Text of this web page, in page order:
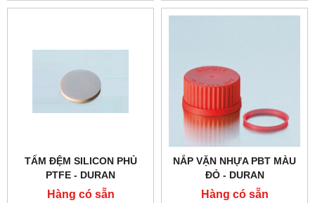
TẤM ĐỆM SILICON PHỦ
PTFE - DURAN
Hàng có sẵn
NẮP VẶN NHỰA PBT MÀU
ĐỎ - DURAN
Hàng có sẵn